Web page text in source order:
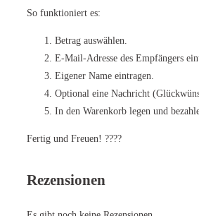
So funktioniert es:
Betrag auswählen.
E-Mail-Adresse des Empfängers
Eigener Name eintragen.
Optional eine Nachricht
In den Warenkorb legen und
Fertig und Freuen! ????
Rezensionen